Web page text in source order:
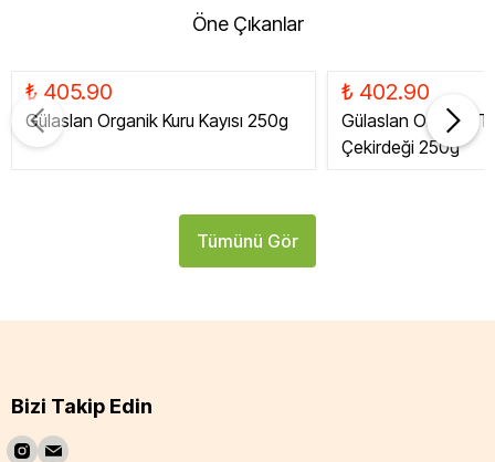
Öne Çıkanlar
₺ 405.90
Gülaslan Organik Kuru Kayısı 250g
₺ 402.90
Gülaslan Organik
Çekirdeği 250g
Tümünü Gör
Bizi Takip Edin